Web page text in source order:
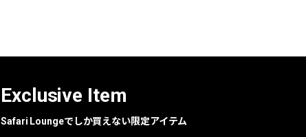
フォーカスブランド
Exclusive Item
Safari Loungeでしか買えない限定アイテム